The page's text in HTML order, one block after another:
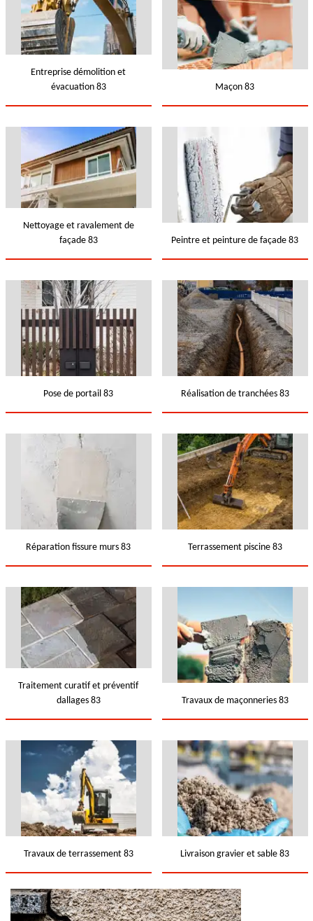
Entreprise démolition et
évacuation 83
Maçon 83
Nettoyage et ravalement de
façade 83
Peintre et peinture de façade 83
Pose de portail 83 Réalisation de tranchées 83
Réparation fissure murs 83 Terrassement piscine 83
Traitement curatif et préventif
dallages 83
Travaux de maçonneries 83
Travaux de terrassement 83 Livraison gravier et sable 83